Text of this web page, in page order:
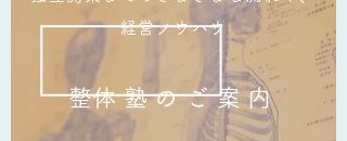
​整体塾のご案内
経営ノウハウ